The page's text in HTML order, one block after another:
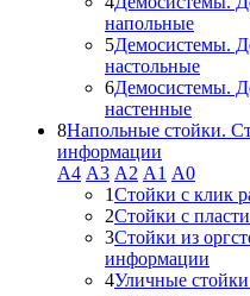
напольные
5Демосистемы.
настольные
6Демосистемы.
настенные
8Напольные стойки.
информации
А4 A3 А2 А1 А0
1Стойки с клик
2Стойки с
3Стойки из
информации
4Уличные